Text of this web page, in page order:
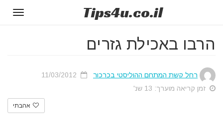
Tips4u.co.il
הרבו באכילת גזרים
רחל קשת המתחם ההוליסטי בכרכור
זמן קריאה מוערך: 13 שנ'
אהבתי